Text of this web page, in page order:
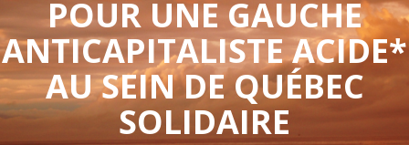
POUR UNE GAUCHE
ANTICAPITALISTE ACIDE*
AU SEIN DE QUÉBEC
SOLIDAIRE